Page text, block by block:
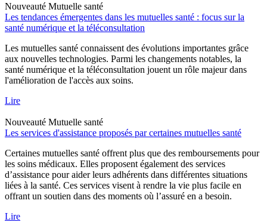
Nouveauté Mutuelle santé
Les tendances émergentes dans les mutuelles santé : focus sur la
santé numérique et la téléconsultation
Les mutuelles santé connaissent des évolutions importantes grâce
aux nouvelles technologies. Parmi les changements notables, la
santé numérique et la téléconsultation jouent un rôle majeur dans
l'amélioration de l'accès aux soins.
Lire
Nouveauté Mutuelle santé
Les services d'assistance proposés par certaines mutuelles santé
Certaines mutuelles santé offrent plus que des remboursements pour
les soins médicaux. Elles proposent également des services
d’assistance pour aider leurs adhérents dans différentes situations
liées à la santé. Ces services visent à rendre la vie plus facile en
offrant un soutien dans des moments où l’assuré en a besoin.
Lire